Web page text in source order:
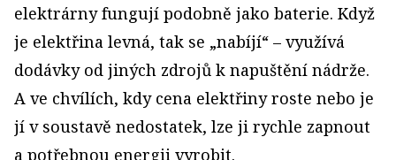
elektrárny fungují podobně jako baterie. Když
je elektřina levná, tak se „nabíjí“ – využívá
dodávky od jiných zdrojů k napuštění nádrže.
A ve chvílích, kdy cena elektřiny roste nebo je
jí v soustavě nedostatek, lze ji rychle zapnout
a potřebnou energii vyrobit.